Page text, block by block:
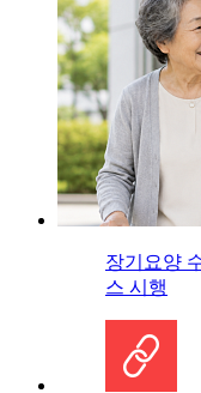
장기요양
스 시행